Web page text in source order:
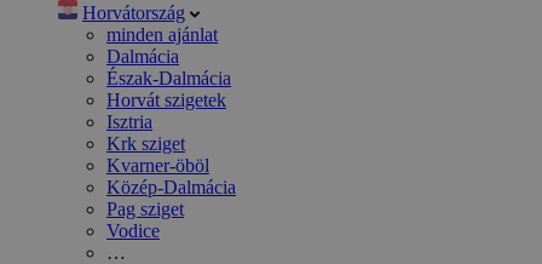
Horvátország
minden ajánlat
Dalmácia
Észak-Dalmácia
Horvát szigetek
Isztria
Krk sziget
Kvarner-öböl
Közép-Dalmácia
Pag sziget
Vodice
…